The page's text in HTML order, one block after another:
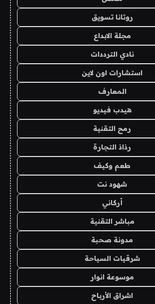
روتانا تسويق
مجلة الابداع
نادي الترددات
استشارات اون لاين
المعارف
هيدب فيديو
رمح التقنية
رذاذ التجارة
طعم وكيف
شهود نت
أركاني
مباشر التقنية
مدونة صحبة
شرقيات السياحة
موسوعة انوار
اشراق الأرباح